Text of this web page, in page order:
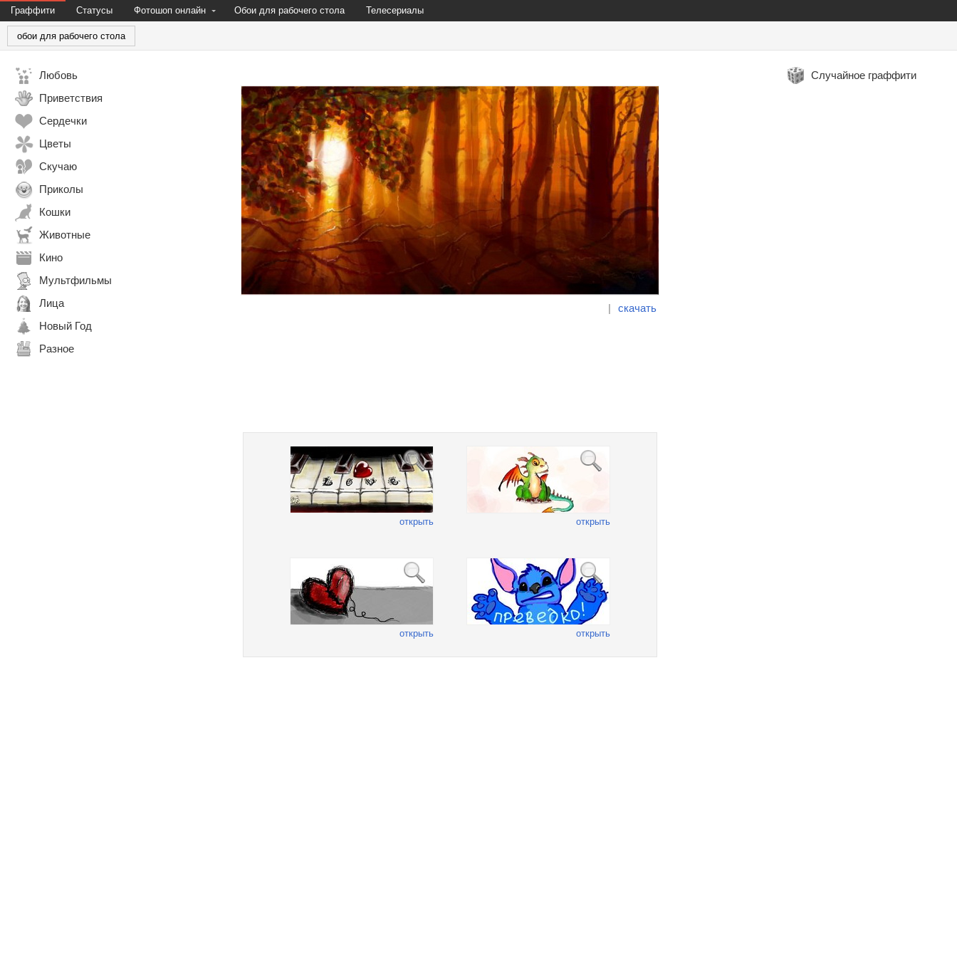
Граффити Статусы Фотошоп онлайн Обои для рабочего стола Телесериалы
обои для рабочего стола
Любовь
Приветствия
Сердечки
Цветы
Скучаю
Приколы
Кошки
Животные
Кино
Мультфильмы
Лица
Новый Год
Разное
| скачать
открыть открыть
открыть открыть
Случайное граффити